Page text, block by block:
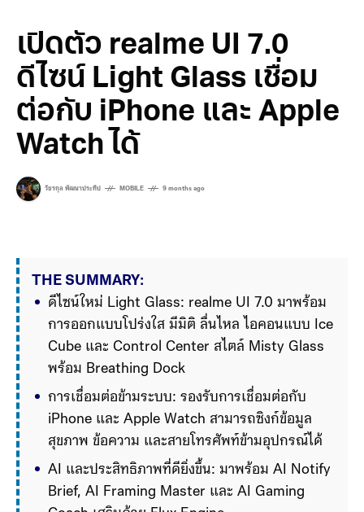
เปิดตัว realme UI 7.0
ดีไซน์ Light Glass เชื่อม
ต่อกับ iPhone และ Apple
Watch ได้
วัชรกุล พัฒนาประทีป MOBILE 9 months ago
THE SUMMARY:
ดีไซน์ใหม่ Light Glass: realme UI 7.0 มาพร้อม
การออกแบบโปร่งใส มีมิติ ลื่นไหล ไอคอนแบบ Ice
Cube และ Control Center สไตล์ Misty Glass
พร้อม Breathing Dock
การเชื่อมต่อข้ามระบบ: รองรับการเชื่อมต่อกับ
iPhone และ Apple Watch สามารถซิงก์ข้อมูล
สุขภาพ ข้อความ และสายโทรศัพท์ข้ามอุปกรณ์ได้
AI และประสิทธิภาพที่ดียิ่งขึ้น: มาพร้อม AI Notify
Brief, AI Framing Master และ AI Gaming